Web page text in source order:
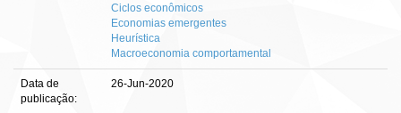
Ciclos econômicos
Economias emergentes
Heurística
Macroeconomia comportamental
Data de
publicação:
26-Jun-2020